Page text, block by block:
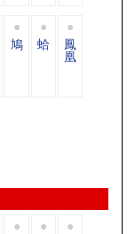
鳩 蛤 鳳
凰